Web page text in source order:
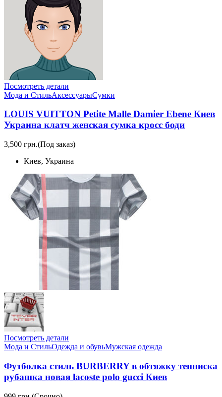
Посмотреть детали
Мода и СтильАксессуарыСумки
LOUIS VUITTON Petite Malle Damier Ebene Киев
Украина клатч женская сумка кросс боди
3,500 грн.(Под заказ)
Киев, Украина
Посмотреть детали
Мода и СтильОдежда и обувьМужская одежда
Футболка стиль BURBERRY в обтяжку тенниска
рубашка новая lacoste polo gucci Киев